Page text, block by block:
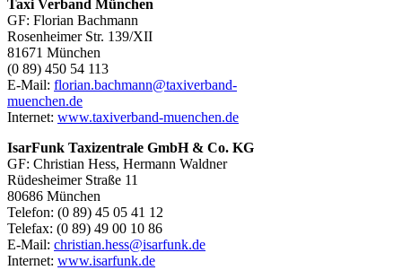
Taxi Verband München
GF: Florian Bachmann
Rosenheimer Str. 139/XII
81671 München
(0 89) 450 54 113
E-Mail: florian.bachmann@taxiverband-
muenchen.de
Internet: www.taxiverband-muenchen.de
IsarFunk Taxizentrale GmbH & Co. KG
GF: Christian Hess, Hermann Waldner
Rüdesheimer Straße 11
80686 München
Telefon: (0 89) 45 05 41 12
Telefax: (0 89) 49 00 10 86
E-Mail: christian.hess@isarfunk.de
Internet: www.isarfunk.de